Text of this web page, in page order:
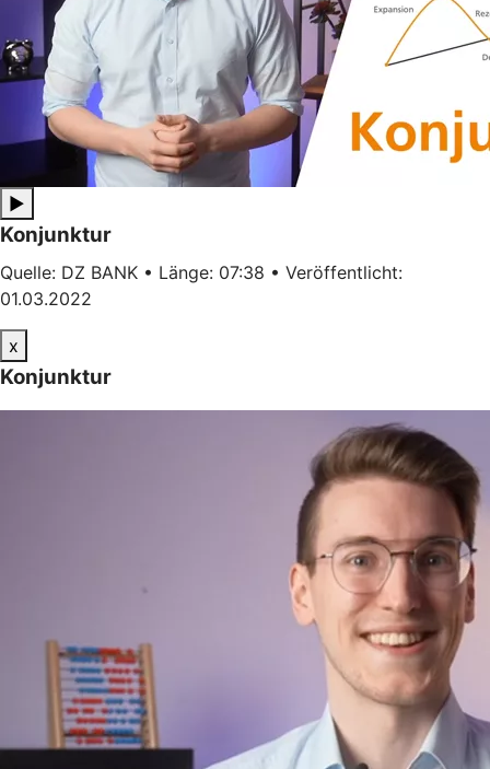
▶
Konjunktur
Quelle: DZ BANK • Länge: 07:38 • Veröffentlicht:
01.03.2022
x
Konjunktur